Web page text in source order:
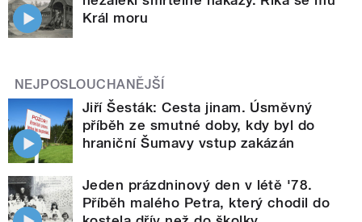
Král moru
NEJPOSLOUCHANĚJŠÍ
Jiří Šesták: Cesta jinam. Úsměvný
příběh ze smutné doby, kdy byl do
hraniční Šumavy vstup zakázán
Jeden prázdninový den v létě '78.
Příběh malého Petra, který chodil do